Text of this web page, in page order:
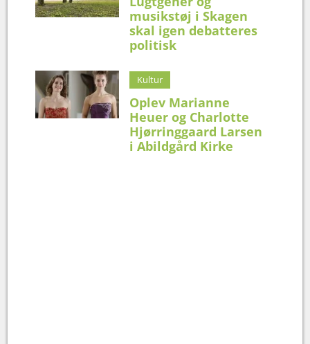
musikstøj i Skagen
skal igen debatteres
politisk
Kultur
Oplev Marianne
Heuer og Charlotte
Hjørringgaard Larsen
i Abildgård Kirke